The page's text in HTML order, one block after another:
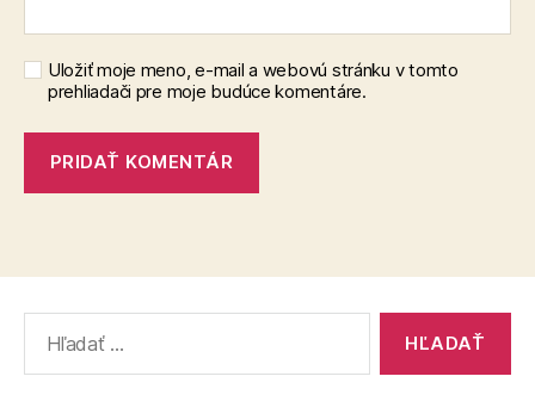
Uložiť moje meno, e-mail a webovú stránku v tomto
prehliadači pre moje budúce komentáre.